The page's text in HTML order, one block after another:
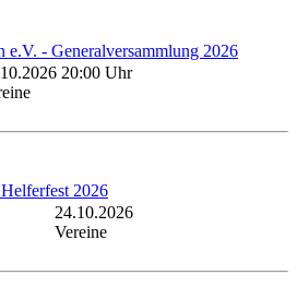
e.V. - Generalversammlung 2026
20:00 Uhr
2026
24.10.2026
Vereine